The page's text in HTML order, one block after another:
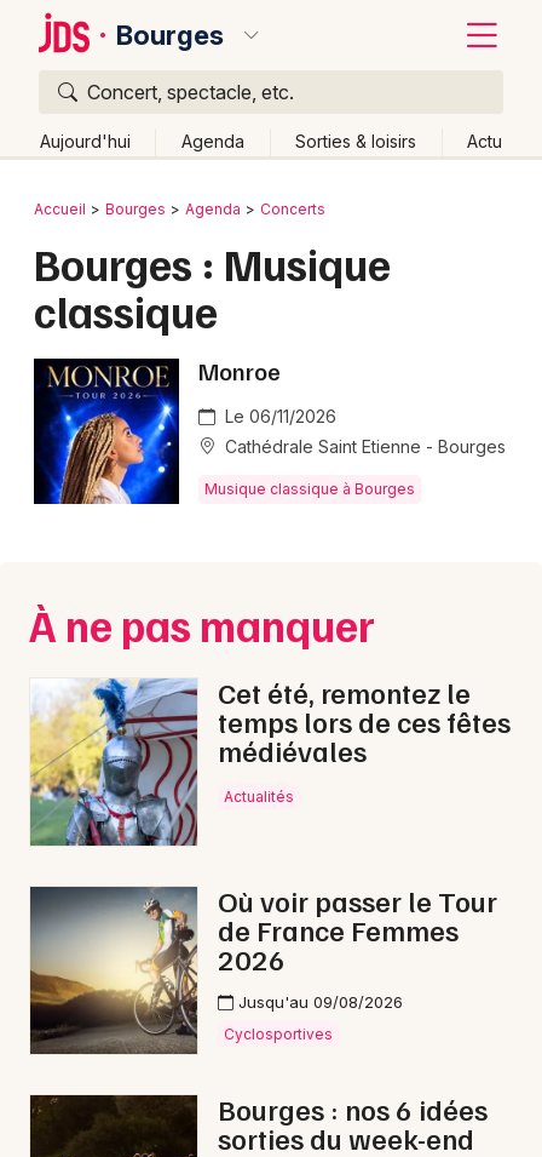
Bourges
Concert, spectacle, etc.
Aujourd'hui Agenda Sorties & loisirs Actu
Publier un événement
Grands événements
Activité & Expérience
Manifestations
Concerts
Sports
Soirées
Sorties famille
Expos
Sorties & loisirs
Musique classique dans le Cher
Musique classique dans le Centre
Musique classique dans le Centre-Val de Loire
Bordeaux
Colmar
Lille
Lyon
Marseille
Mulhouse
Nantes
Paris
Strasbourg
Toulouse
Toutes les villes
Retour
Accueil Bourges Agenda Concerts
Bourges : Musique
classique
Monroe
Le 06/11/2026
Cathédrale Saint Etienne - Bourges
Musique classique à Bourges
À ne pas manquer
Cet été, remontez le
temps lors de ces fêtes
médiévales
Actualités
Où voir passer le Tour
de France Femmes
2026
Jusqu'au 09/08/2026
Cyclosportives
Bourges : nos 6 idées
sorties du week-end
Quoi ?
Où ?
Près de moi
Changer de lieu
Quand ?
Aujourd'hui
Demain